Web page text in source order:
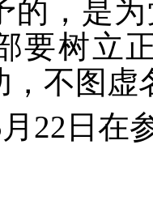
的，是
要树立
，不图虚
22日在